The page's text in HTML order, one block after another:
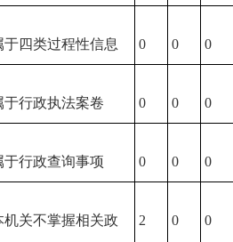
于四类过程性信息 0 0 0
于行政执法案卷 0 0 0
于行政查询事项 0 0 0
机关不掌握相关政 2 0 0